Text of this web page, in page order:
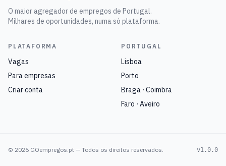
O maior agregador de empregos de Portugal.
Milhares de oportunidades, numa só plataforma.
PLATAFORMA
Vagas
Para empresas
Criar conta
PORTUGAL
Lisboa
Porto
Braga · Coimbra
Faro · Aveiro
© 2026 GOempregos.pt — Todos os direitos reservados. v1.0.0